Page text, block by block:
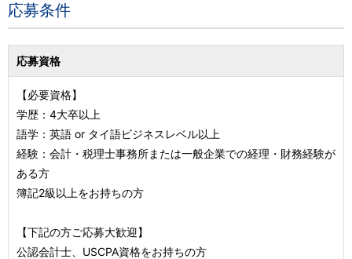
応募条件
応募資格
【必要資格】
学歴：4大卒以上
語学：英語 or タイ語ビジネスレベル以上
経験：会計・税理士事務所または一般企業での経理・財務経験が
ある方
簿記2級以上をお持ちの方
【下記の方ご応募大歓迎】
公認会計士、USCPA資格をお持ちの方